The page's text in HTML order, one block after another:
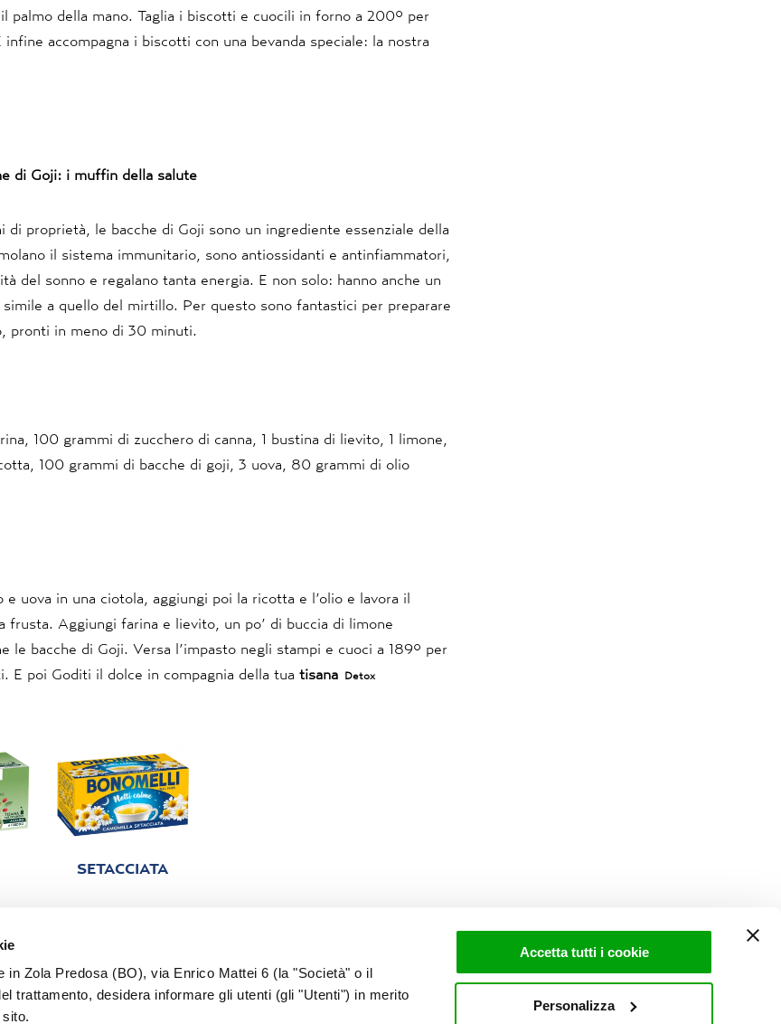
in Zola Predosa (BO), via Enrico Mattei 6 (la "Società" o il
trattamento, desidera informare gli utenti (gli "Utenti") in merito
Accetta tutti i cookie
Personalizza
palmo della mano. Taglia i biscotti e cuocili in forno a 200° per
accompagna i biscotti con una bevanda speciale: la nostra
di Goji: i muffin della salute
di proprietà, le bacche di Goji sono un ingrediente essenziale della
il sistema immunitario, sono antiossidanti e antinfiammatori,
del sonno e regalano tanta energia. E non solo: hanno anche un
simile a quello del mirtillo. Per questo sono fantastici per preparare
pronti in meno di 30 minuti.
100 grammi di zucchero di canna, 1 bustina di lievito, 1 limone,
100 grammi di bacche di goji, 3 uova, 80 grammi di olio
e uova in una ciotola, aggiungi poi la ricotta e l’olio e lavora il
frusta. Aggiungi farina e lievito, un po’ di buccia di limone
le bacche di Goji. Versa l’impasto negli stampi e cuoci a 189° per
E poi Goditi il dolce in compagnia della tua tisana Detox
SETACCIATA